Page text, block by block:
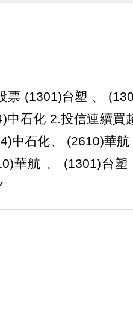
票 (1301)台塑 、
中石化 2.投信連續買
中石化、 (2610)華航
華航 、 (1301)台塑